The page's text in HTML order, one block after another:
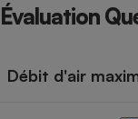
Évaluation
Débit d'air